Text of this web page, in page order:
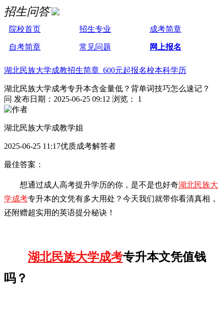
招生问答
院校首页 招生专业 成考简章
自考简章 常见问题 网上报名
湖北民族大学成教招生简章 600元起报名校本科学历
湖北民族大学成考专升本含金量低？背单词技巧怎么速记？
问 发布日期：2025-06-25 09:12 浏览： 1
湖北民族大学成教学姐
2025-06-25 11:17优质成考解答者
最佳答案：
想通过成人高考提升学历的你，是不是也好奇湖北民族大
学成考专升本的文凭有多大用处？今天我们就带你看清真相，
还附赠超实用的英语提分秘诀！
湖北民族大学成考专升本文凭值钱
吗？